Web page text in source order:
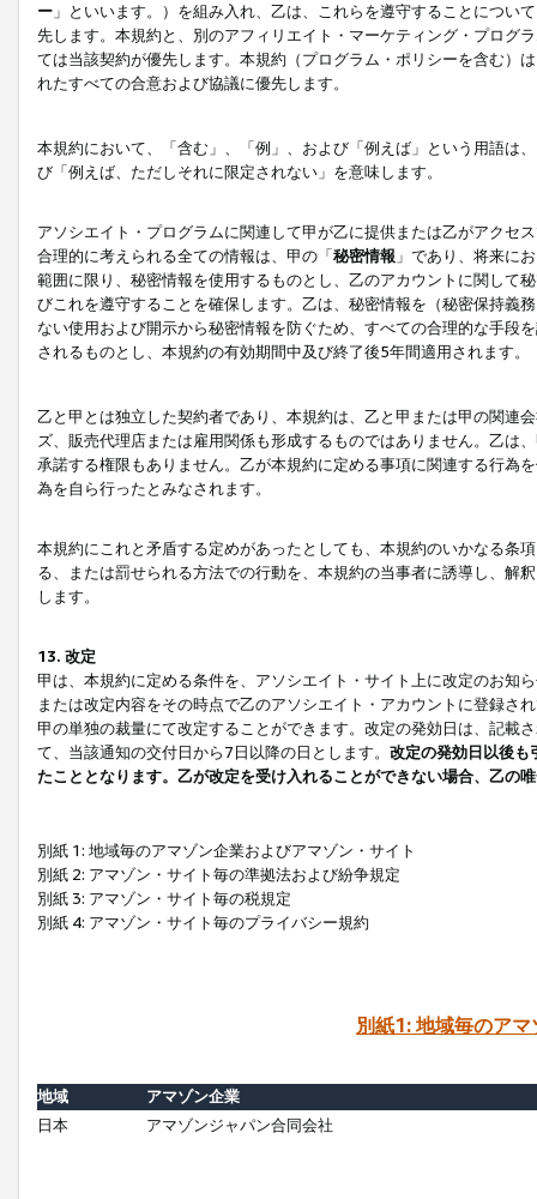
ー 」といいます。）を組み入れ、乙は、これらを遵守することにつ
先します。本規約と、別のアフィリエイト・マーケティング・プログ
ては当該契約が優先します。本規約（プログラム・ポリシーを含む）
れたすべての合意および協議に優先します。
本規約において、「含む」、「例」、および「例えば」という用語は
び「例えば、ただしそれに限定されない」を意味します。
アソシエイト・プログラムに関連して甲が乙に提供または乙がアクセ
合理的に考えられる全ての情報は、甲の「秘密情報 」であり、将来に
範囲に限り、秘密情報を使用するものとし、乙のアカウントに関して
びこれを遵守することを確保します。乙は、秘密情報を（秘密保持義
ない使用および開示から秘密情報を防ぐため、すべての合理的な手段
されるものとし、本規約の有効期間中及び終了後5年間適用されます。
乙と甲とは独立した契約者であり、本規約は、乙と甲または甲の関連
ズ、販売代理店または雇用関係も形成するものではありません。乙は
承諾する権限もありません。乙が本規約に定める事項に関連する行為
為を自ら行ったとみなされます。
本規約にこれと矛盾する定めがあったとしても、本規約のいかなる条
る、または罰せられる方法での行動を、本規約の当事者に誘導し、解
します。
13. 改定
甲は、本規約に定める条件を、アソシエイト・サイト上に改定のお知
または改定内容をその時点で乙のアソシエイト・アカウントに登録さ
甲の単独の裁量にて改定することができます。改定の発効日は、記載
て、当該通知の交付日から7日以降の日とします。 改定の発効日以後も
たこととなります。乙が改定を受け入れることができない場合、乙の
別紙 1: 地域毎のアマゾン企業およびアマゾン・サイト
別紙 2: アマゾン・サイト毎の準拠法および紛争規定
別紙 3: アマゾン・サイト毎の税規定
別紙 4: アマゾン・サイト毎のプライバシー規約
別紙1: 地域毎のア
地域
アマゾン企業
日本
アマゾンジャパン合同会社